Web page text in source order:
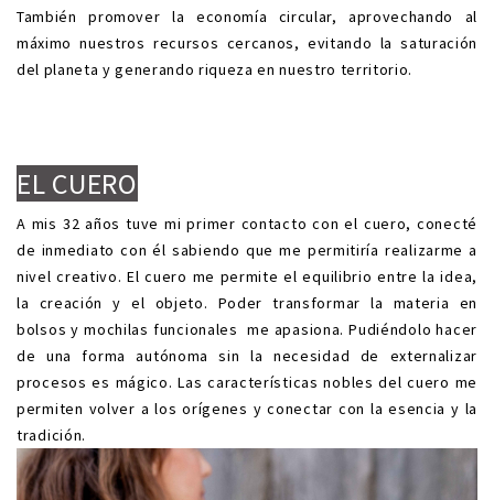
También promover la economía circular, aprovechando al
máximo nuestros recursos cercanos, evitando la saturación
del planeta y generando riqueza en nuestro territorio.
EL CUERO
A mis 32 años tuve mi primer contacto con el cuero, conecté
de inmediato con él sabiendo que me permitiría realizarme a
nivel creativo. El cuero me permite el equilibrio entre la idea,
la creación y el objeto. Poder transformar la materia en
bolsos y mochilas funcionales me apasiona. Pudiéndolo hacer
de una forma autónoma sin la necesidad de externalizar
procesos es mágico. Las características nobles del cuero me
permiten volver a los orígenes y conectar con la esencia y la
tradición.